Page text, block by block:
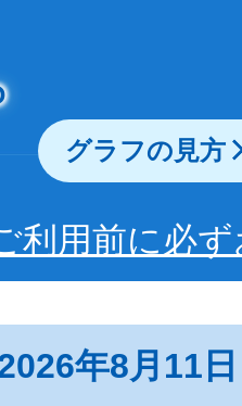
グラフの見方
利用前に必
年8月11日